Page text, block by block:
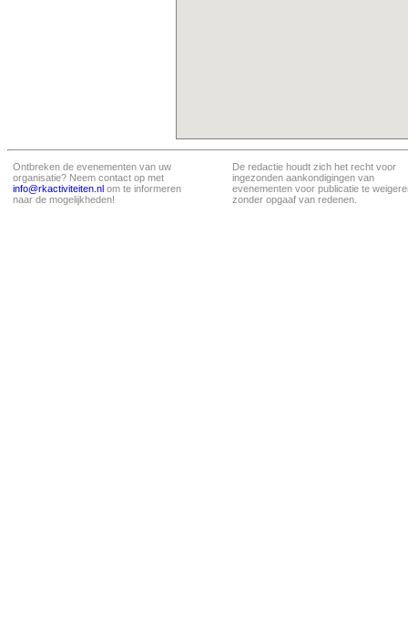
Ontbreken de evenementen van uw
organisatie? Neem contact op met
info@rkactiviteiten.nl om te informeren
naar de mogelijkheden!
De redactie houdt zich het recht voor
ingezonden aankondigingen van
evenementen voor publicatie te
zonder opgaaf van redenen.